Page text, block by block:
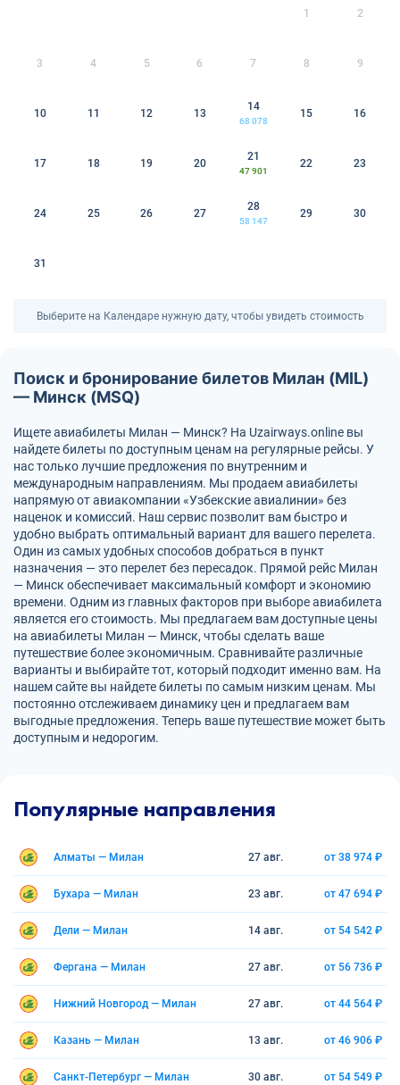
1 2
3 4 5 6 7 8 9
10 11 12 13
14
68 078
15 16
17 18 19 20
21
47 901
22 23
24 25 26 27
28
58 147
29 30
31
Выберите на Календаре нужную дату, чтобы увидеть стоимость
Поиск и бронирование билетов Милан (MIL)
— Минск (MSQ)
Ищете авиабилеты Милан — Минск? На Uzairways.online вы
найдете билеты по доступным ценам на регулярные рейсы. У
нас только лучшие предложения по внутренним и
международным направлениям. Мы продаем авиабилеты
напрямую от авиакомпании «Узбекские авиалинии» без
наценок и комиссий. Наш сервис позволит вам быстро и
удобно выбрать оптимальный вариант для вашего перелета.
Один из самых удобных способов добраться в пункт
назначения — это перелет без пересадок. Прямой рейс Милан
— Минск обеспечивает максимальный комфорт и экономию
времени. Одним из главных факторов при выборе авиабилета
является его стоимость. Мы предлагаем вам доступные цены
на авиабилеты Милан — Минск, чтобы сделать ваше
путешествие более экономичным. Сравнивайте различные
варианты и выбирайте тот, который подходит именно вам. На
нашем сайте вы найдете билеты по самым низким ценам. Мы
постоянно отслеживаем динамику цен и предлагаем вам
выгодные предложения. Теперь ваше путешествие может быть
доступным и недорогим.
Популярные направления
Алматы — Милан 27 авг. от 38 974 ₽
Бухара — Милан 23 авг. от 47 694 ₽
Дели — Милан 14 авг. от 54 542 ₽
Фергана — Милан 27 авг. от 56 736 ₽
Нижний Новгород — Милан 27 авг. от 44 564 ₽
Казань — Милан 13 авг. от 46 906 ₽
Санкт-Петербург — Милан 30 авг. от 54 549 ₽